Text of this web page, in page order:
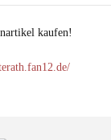
kaufen!